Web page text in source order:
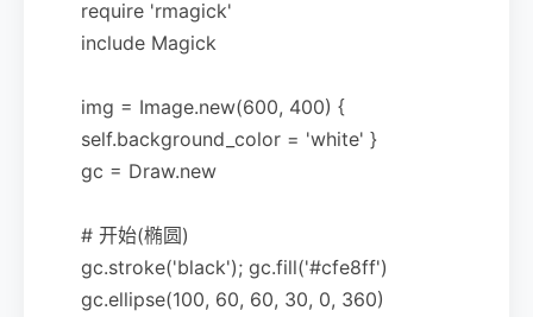
require 'rmagick'
include Magick
img = Image.new(600, 400) {
self.background_color = 'white' }
gc = Draw.new
# 开始(椭圆)
gc.stroke('black'); gc.fill('#cfe8ff')
gc.ellipse(100, 60, 60, 30, 0, 360)